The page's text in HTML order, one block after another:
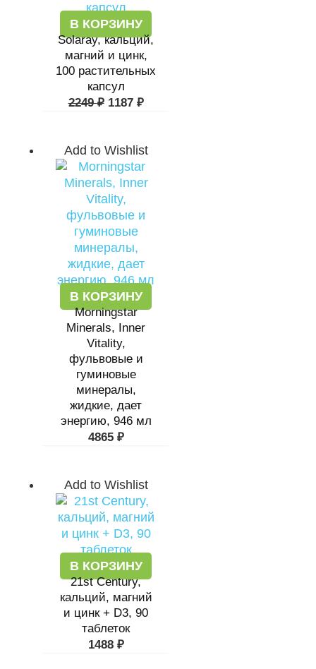
В КОРЗИНУ
Solaray, кальций,
магний и цинк,
100 растительных
капсул
2249₽ 1187 ₽
Add to Wishlist
В КОРЗИНУ
Morningstar
Minerals, Inner
Vitality,
фульвовые и
гуминовые
минералы,
жидкие, дает
энергию, 946 мл
4865 ₽
Add to Wishlist
В КОРЗИНУ
21st Century,
кальций, магний
и цинк + D3, 90
таблеток
1488 ₽